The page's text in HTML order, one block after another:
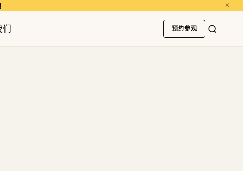
✕
们 预约参观